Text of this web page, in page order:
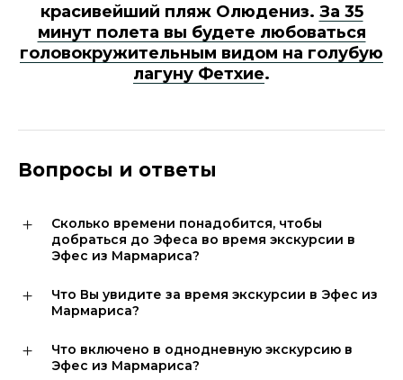
красивейший пляж Олюдениз. За 35
минут полета вы будете любоваться
головокружительным видом на голубую
лагуну Фетхие.
Вопросы и ответы
Сколько времени понадобится, чтобы
добраться до Эфеса во время экскурсии в
Эфес из Мармариса?
Что Вы увидите за время экскурсии в Эфес из
Мармариса?
Что включено в однодневную экскурсию в
Эфес из Мармариса?